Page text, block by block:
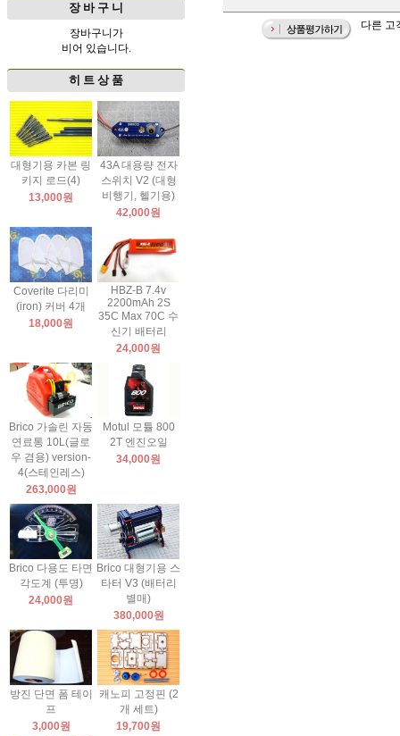
장 바 구 니
장바구니가
비어 있습니다.
히 트 상 품
대형기용 카본 링
키지 로드(4)
13,000원
43A 대용량 전자
스위치 V2 (대형
비행기, 헬기용)
42,000원
Coverite 다리미
(iron) 커버 4개
18,000원
HBZ-B 7.4v
2200mAh 2S
35C Max 70C 수
신기 배터리
24,000원
Brico 가솔린 자동
연료통 10L(글로
우 겸용) version-
4(스테인레스)
263,000원
Motul 모튤 800
2T 엔진오일
34,000원
Brico 다용도 타면
각도계 (투명)
24,000원
Brico 대형기용 스
타터 V3 (배터리
별매)
380,000원
방진 단면 폼 테이
프
3,000원
캐노피 고정핀 (2
개 세트)
19,700원
다른 고